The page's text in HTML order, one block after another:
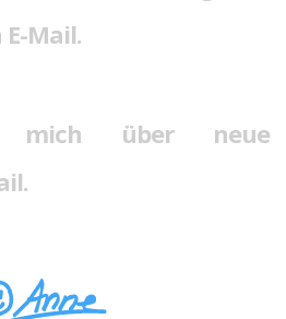
Mail.
mich über neue